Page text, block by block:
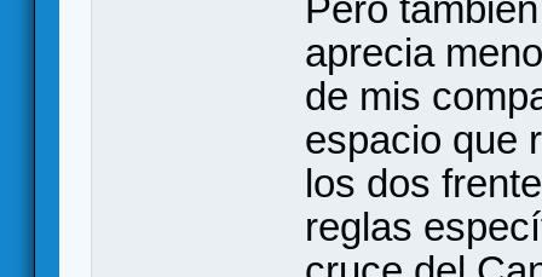
Pero
aprecia
de mis
espacio que
los dos
reglas